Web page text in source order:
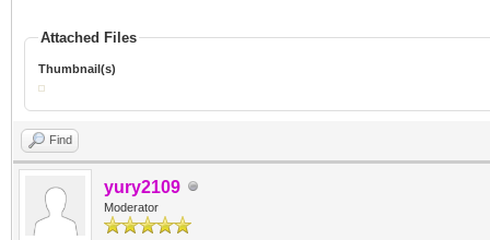
Attached Files
Thumbnail(s)
Find
yury2109
Moderator